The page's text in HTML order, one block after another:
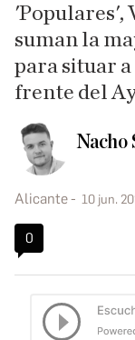
'Populares',
suman la
para situar
frente del
Nacho
Alicante 10 jun.
0